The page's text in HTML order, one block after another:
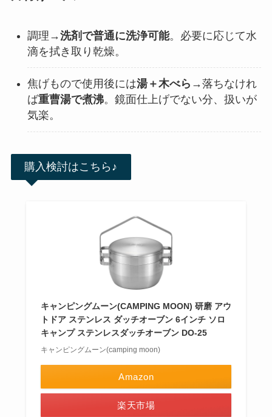
調理→洗剤で普通に洗浄可能。必要に応じて水
滴を拭き取り乾燥。
焦げもので使用後には湯＋木べら →落ちなけれ
ば重曹湯で煮沸。鏡面仕上げでない分、扱いが
気楽。
購入検討はこちら♪
キャンピングムーン(CAMPING MOON) 研磨 アウ
トドア ステンレス ダッチオーブン 6インチ ソロ
キャンプ ステンレスダッチオーブン DO-25
キャンピングムーン(camping moon)
Amazon
楽天市場